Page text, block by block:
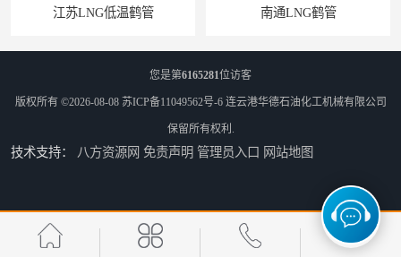
江苏LNG低温鹤管 南通LNG鹤管
江苏LNG鹤管 太原船用臂厂家
您是第6165281位访客
版权所有 ©2026-08-08 苏ICP备11049562号-6 连云港华德石油化工机械有限公司
保留所有权利.
技术支持： 八方资源网 免责声明 管理员入口 网站地图